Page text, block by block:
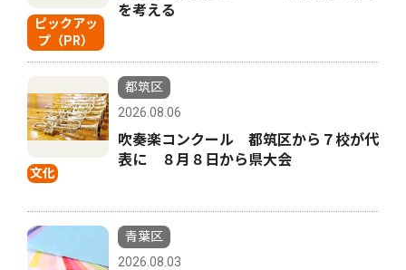
ピックアッ
プ（PR）
を考える
文化
都筑区
2026.08.06
吹奏楽コンクール 都筑区から７校が代
表に ８月８日から県大会
青葉区
2026.08.03